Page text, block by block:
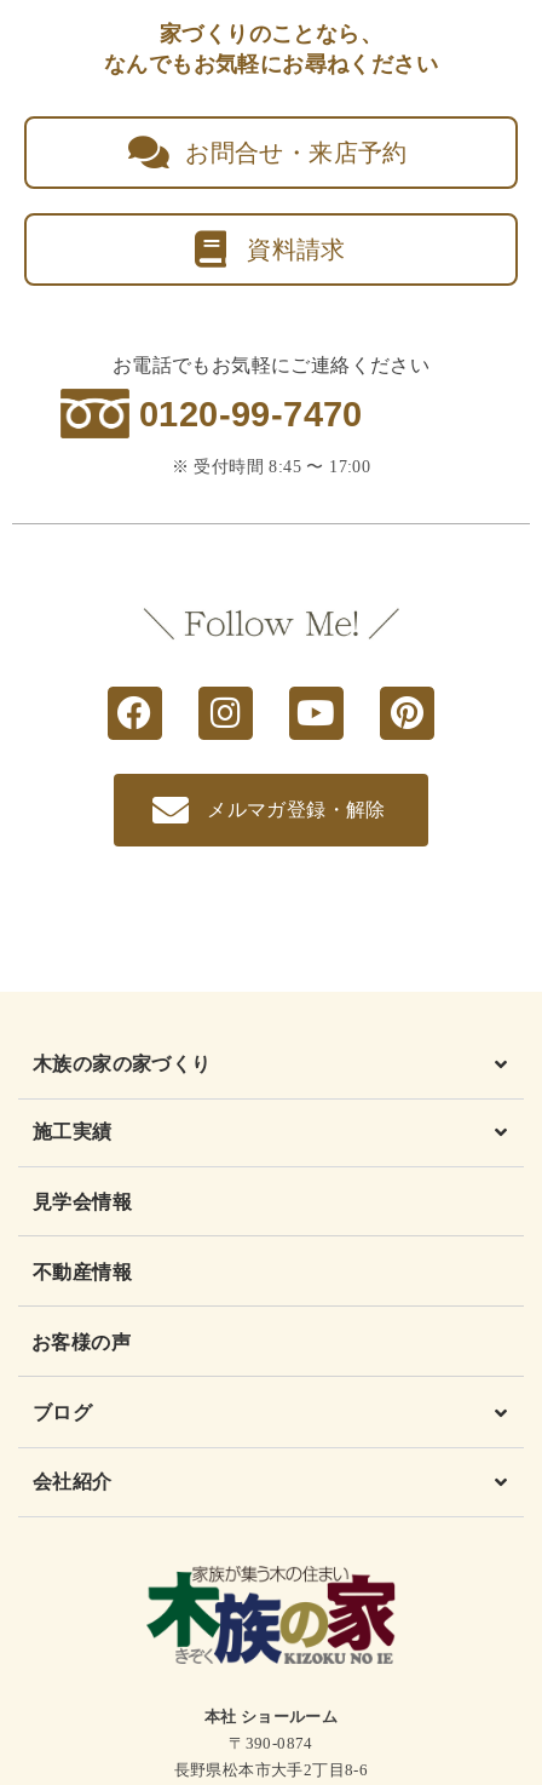
家づくりのことなら、
なんでもお気軽にお尋ねください
お問合せ・来店予約
資料請求
お電話でもお気軽にご連絡ください
0120-99-7470
※ 受付時間 8:45 〜 17:00
メルマガ登録・解除
木族の家の家づくり
施工実績
見学会情報
不動産情報
お客様の声
ブログ
会社紹介
本社 ショールーム
〒390-0874
長野県松本市大手2丁目8-6